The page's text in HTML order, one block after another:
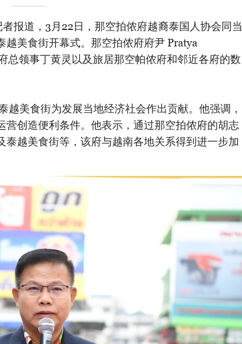
报道，3月22日，那空拍侬府越裔泰国人协会同当
越美食街开幕式。那空拍侬府府尹 Pratya
总领事丁黄灵以及旅居那空帕侬府和邻近各府的数
越美食街为发展当地经济社会作出贡献。他强调，
营创造便利条件。他表示，通过那空拍侬府的胡志
泰越美食街等，该府与越南各地关系得到进一步加